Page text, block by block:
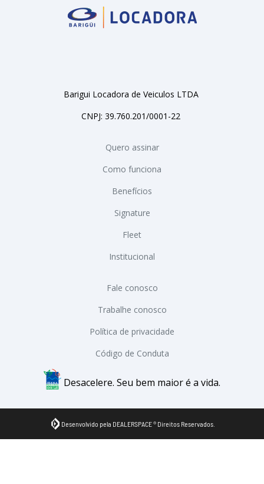
Barigui Locadora de Veiculos LTDA
CNPJ: 39.760.201/0001-22
Quero assinar
Como funciona
Benefícios
Signature
Fleet
Institucional
Fale conosco
Trabalhe conosco
Política de privacidade
Código de Conduta
Desacelere. Seu bem maior é a vida.
Desenvolvido pela DEALERSPACE ® Direitos Reservados.